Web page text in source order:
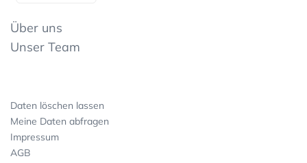
Über uns
Unser Team
Daten löschen lassen
Meine Daten abfragen
Impressum
AGB